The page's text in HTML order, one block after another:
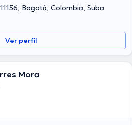
de lograr tener una formación
y ha anunciado numerosos
principal usados por la Dra.
Bogotá, Colombia, Suba
Ver perfil
Mora